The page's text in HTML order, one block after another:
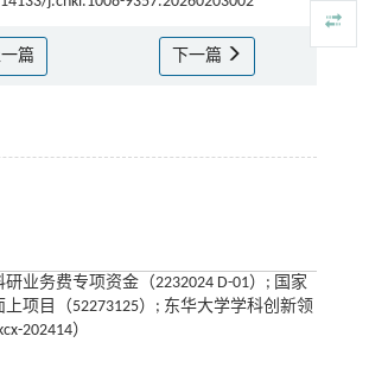
一篇 下一篇
业务费专项资金（2232024 D-01）; 国家
上项目（52273125）; 东华大学学科创新领
202414）